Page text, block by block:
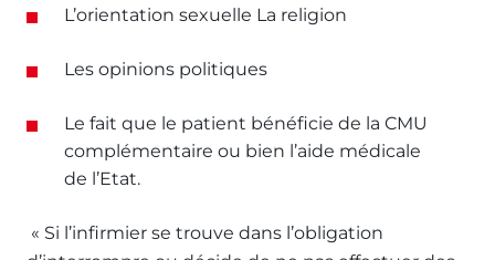
L’orientation sexuelle La religion
Les opinions politiques
Le fait que le patient bénéficie de la CMU
complémentaire ou bien l’aide médicale
de l’Etat.
« Si l’infirmier se trouve dans l’obligation